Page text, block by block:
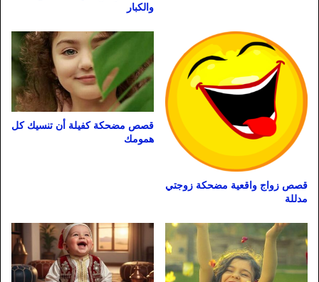
والكبار
قصص زواج واقعية مضحكة زوجتي
مدللة
قصص مضحكة كفيلة أن تنسيك كل
همومك